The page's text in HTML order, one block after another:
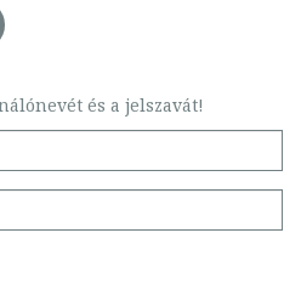
és a jelszavát!